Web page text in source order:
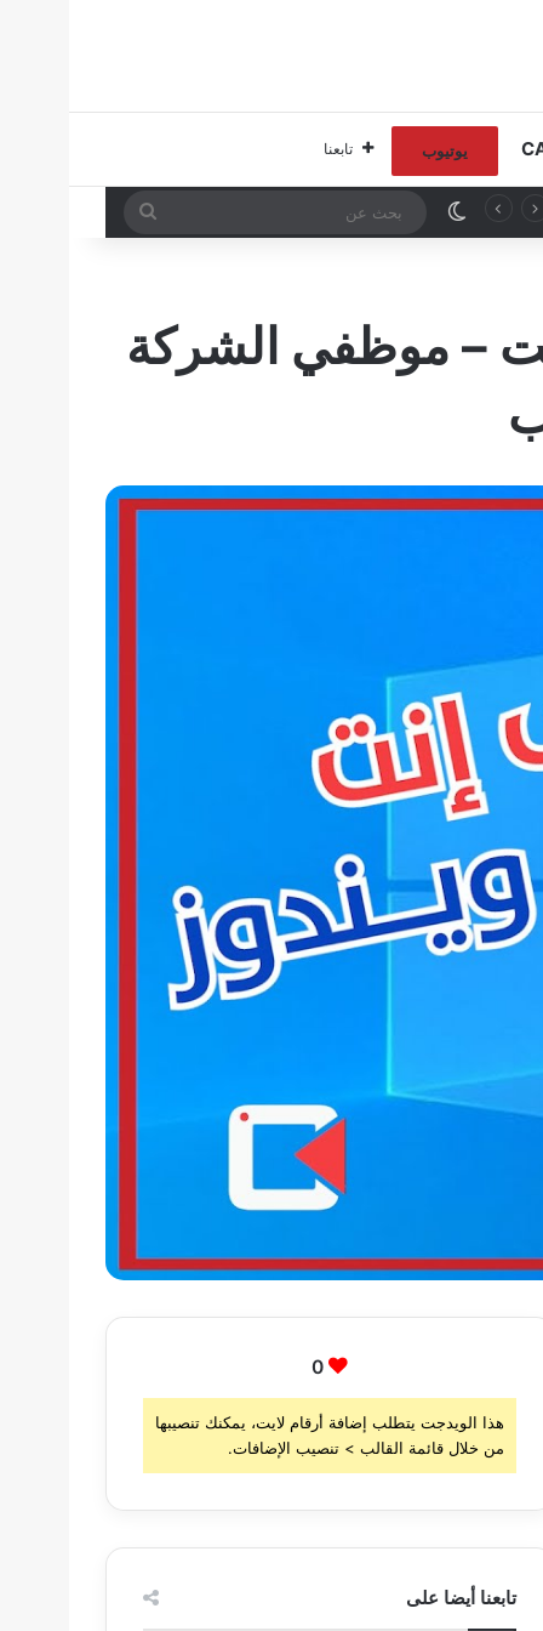
يوتيوب تابعنا
الوضع المظلم
بحث
– موظفي الشركة
0
هذا الويدجت يتطلب إضافة أرقام لايت، يمكنك تنصيبها
من خلال قائمة القالب > تنصيب الإضافات.
تابعنا أيضا على